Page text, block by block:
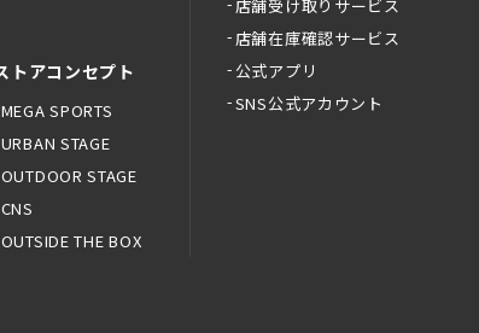
トアコンセプト
MEGA SPORTS
URBAN STAGE
OUTDOOR STAGE
CNS
OUTSIDE THE BOX
店舗受け取りサービス
店舗在庫確認サービス
公式アプリ
SNS公式アカウント